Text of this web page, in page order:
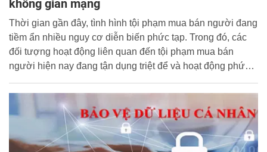
không gian mạng
Thời gian gần đây, tình hình tội phạm mua bán người đang
tiềm ẩn nhiều nguy cơ diễn biến phức tạp. Trong đó, các
đối tượng hoạt động liên quan đến tội phạm mua bán
người hiện nay đang tận dụng triệt để và hoạt động phức